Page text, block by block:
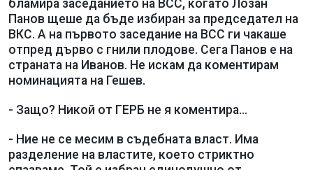
бламира заседанието на ВСС, когато Лозан
Панов щеше да бъде избиран за председател на
ВКС. А на първото заседание на ВСС ги чакаше
отпред дърво с гнили плодове. Сега Панов е на
страната на Иванов. Не искам да коментирам
номинацията на Гешев.
- Защо? Никой от ГЕРБ не я коментира...
- Ние не се месим в съдебната власт. Има
разделение на властите, което стриктно